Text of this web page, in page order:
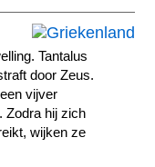
Tantalus
door Zeus.
vijver
Zodra hij zich
wijken ze